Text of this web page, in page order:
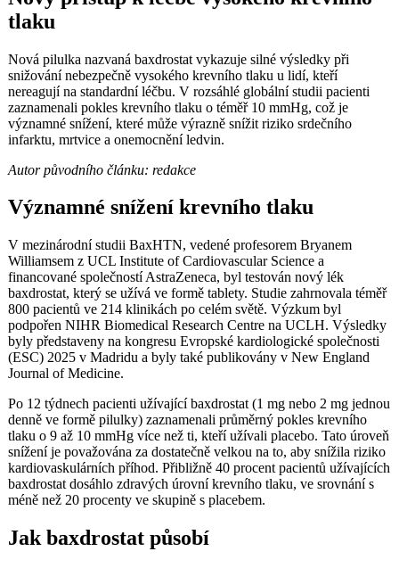
tlaku
Nová pilulka nazvaná baxdrostat vykazuje silné výsledky při
snižování nebezpečně vysokého krevního tlaku u lidí, kteří
nereagují na standardní léčbu. V rozsáhlé globální studii pacienti
zaznamenali pokles krevního tlaku o téměř 10 mmHg, což je
významné snížení, které může výrazně snížit riziko srdečního
infarktu, mrtvice a onemocnění ledvin.
Autor původního článku: redakce
Významné snížení krevního tlaku
V mezinárodní studii BaxHTN, vedené profesorem Bryanem
Williamsem z UCL Institute of Cardiovascular Science a
financované společností AstraZeneca, byl testován nový lék
baxdrostat, který se užívá ve formě tablety. Studie zahrnovala téměř
800 pacientů ve 214 klinikách po celém světě. Výzkum byl
podpořen NIHR Biomedical Research Centre na UCLH. Výsledky
byly představeny na kongresu Evropské kardiologické společnosti
(ESC) 2025 v Madridu a byly také publikovány v New England
Journal of Medicine.
Po 12 týdnech pacienti užívající baxdrostat (1 mg nebo 2 mg jednou
denně ve formě pilulky) zaznamenali průměrný pokles krevního
tlaku o 9 až 10 mmHg více než ti, kteří užívali placebo. Tato úroveň
snížení je považována za dostatečně velkou na to, aby snížila riziko
kardiovaskulárních příhod. Přibližně 40 procent pacientů užívajících
baxdrostat dosáhlo zdravých úrovní krevního tlaku, ve srovnání s
méně než 20 procenty ve skupině s placebem.
Jak baxdrostat působí